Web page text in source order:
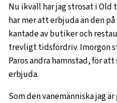
Nu ikväll har jag strosat i
har mer att erbjuda än den på
kantade av butiker och
trevligt tidsfördriv. Imorgon
Paros andra hamnstad, för
erbjuda.
Som den vanemänniska jag